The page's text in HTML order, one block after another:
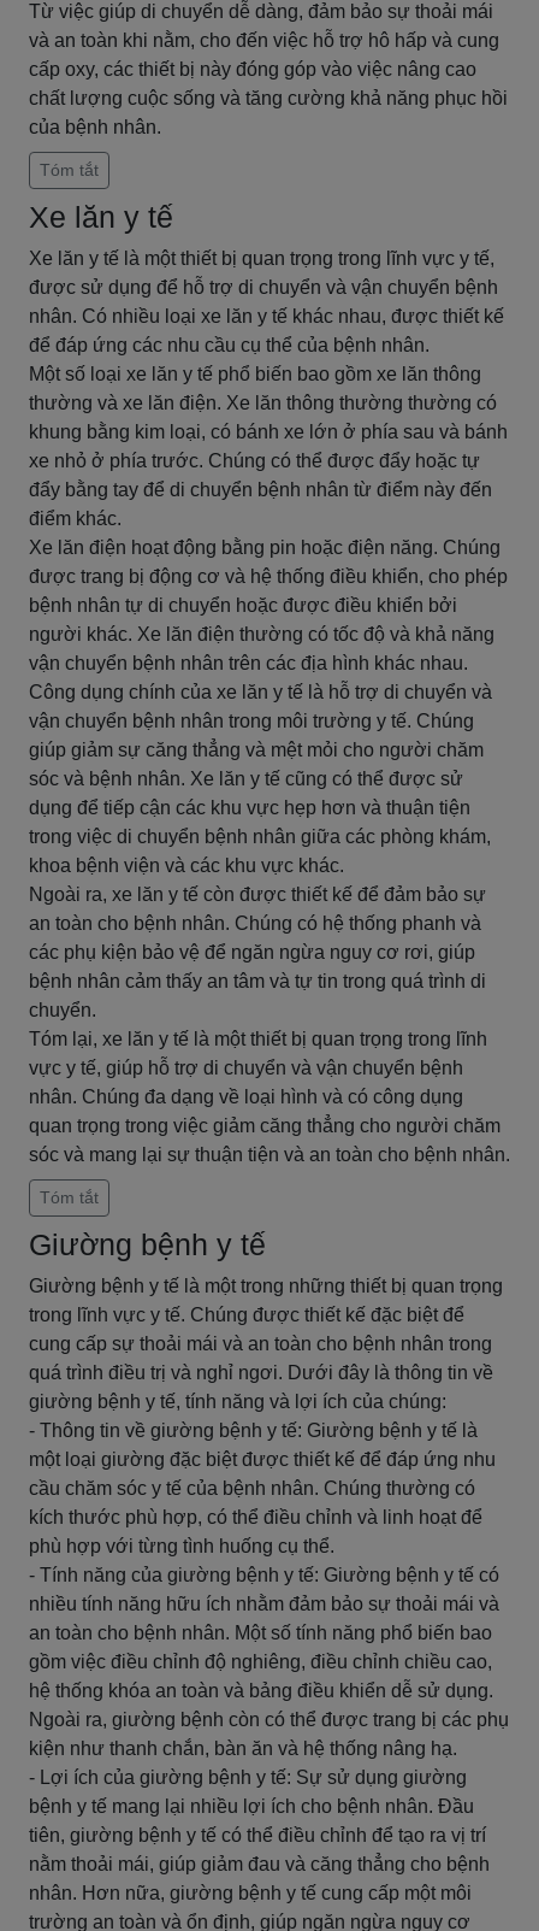
Từ việc giúp di chuyển dễ dàng, đảm bảo sự thoải mái
và an toàn khi nằm, cho đến việc hỗ trợ hô hấp và cung
cấp oxy, các thiết bị này đóng góp vào việc nâng cao
chất lượng cuộc sống và tăng cường khả năng phục hồi
của bệnh nhân.
Tóm tắt
Xe lăn y tế
Xe lăn y tế là một thiết bị quan trọng trong lĩnh vực y tế,
được sử dụng để hỗ trợ di chuyển và vận chuyển bệnh
nhân. Có nhiều loại xe lăn y tế khác nhau, được thiết kế
để đáp ứng các nhu cầu cụ thể của bệnh nhân.
Một số loại xe lăn y tế phổ biến bao gồm xe lăn thông
thường và xe lăn điện. Xe lăn thông thường thường có
khung bằng kim loại, có bánh xe lớn ở phía sau và bánh
xe nhỏ ở phía trước. Chúng có thể được đẩy hoặc tự
đẩy bằng tay để di chuyển bệnh nhân từ điểm này đến
điểm khác.
Xe lăn điện hoạt động bằng pin hoặc điện năng. Chúng
được trang bị động cơ và hệ thống điều khiển, cho phép
bệnh nhân tự di chuyển hoặc được điều khiển bởi
người khác. Xe lăn điện thường có tốc độ và khả năng
vận chuyển bệnh nhân trên các địa hình khác nhau.
Công dụng chính của xe lăn y tế là hỗ trợ di chuyển và
vận chuyển bệnh nhân trong môi trường y tế. Chúng
giúp giảm sự căng thẳng và mệt mỏi cho người chăm
sóc và bệnh nhân. Xe lăn y tế cũng có thể được sử
dụng để tiếp cận các khu vực hẹp hơn và thuận tiện
trong việc di chuyển bệnh nhân giữa các phòng khám,
khoa bệnh viện và các khu vực khác.
Ngoài ra, xe lăn y tế còn được thiết kế để đảm bảo sự
an toàn cho bệnh nhân. Chúng có hệ thống phanh và
các phụ kiện bảo vệ để ngăn ngừa nguy cơ rơi, giúp
bệnh nhân cảm thấy an tâm và tự tin trong quá trình di
chuyển.
Tóm lại, xe lăn y tế là một thiết bị quan trọng trong lĩnh
vực y tế, giúp hỗ trợ di chuyển và vận chuyển bệnh
nhân. Chúng đa dạng về loại hình và có công dụng
quan trọng trong việc giảm căng thẳng cho người chăm
sóc và mang lại sự thuận tiện và an toàn cho bệnh nhân.
Tóm tắt
Giường bệnh y tế
Giường bệnh y tế là một trong những thiết bị quan trọng
trong lĩnh vực y tế. Chúng được thiết kế đặc biệt để
cung cấp sự thoải mái và an toàn cho bệnh nhân trong
quá trình điều trị và nghỉ ngơi. Dưới đây là thông tin về
giường bệnh y tế, tính năng và lợi ích của chúng:
- Thông tin về giường bệnh y tế: Giường bệnh y tế là
một loại giường đặc biệt được thiết kế để đáp ứng nhu
cầu chăm sóc y tế của bệnh nhân. Chúng thường có
kích thước phù hợp, có thể điều chỉnh và linh hoạt để
phù hợp với từng tình huống cụ thể.
- Tính năng của giường bệnh y tế: Giường bệnh y tế có
nhiều tính năng hữu ích nhằm đảm bảo sự thoải mái và
an toàn cho bệnh nhân. Một số tính năng phổ biến bao
gồm việc điều chỉnh độ nghiêng, điều chỉnh chiều cao,
hệ thống khóa an toàn và bảng điều khiển dễ sử dụng.
Ngoài ra, giường bệnh còn có thể được trang bị các phụ
kiện như thanh chắn, bàn ăn và hệ thống nâng hạ.
- Lợi ích của giường bệnh y tế: Sự sử dụng giường
bệnh y tế mang lại nhiều lợi ích cho bệnh nhân. Đầu
tiên, giường bệnh y tế có thể điều chỉnh để tạo ra vị trí
nằm thoải mái, giúp giảm đau và căng thẳng cho bệnh
nhân. Hơn nữa, giường bệnh y tế cung cấp một môi
trường an toàn và ổn định, giúp ngăn ngừa nguy cơ